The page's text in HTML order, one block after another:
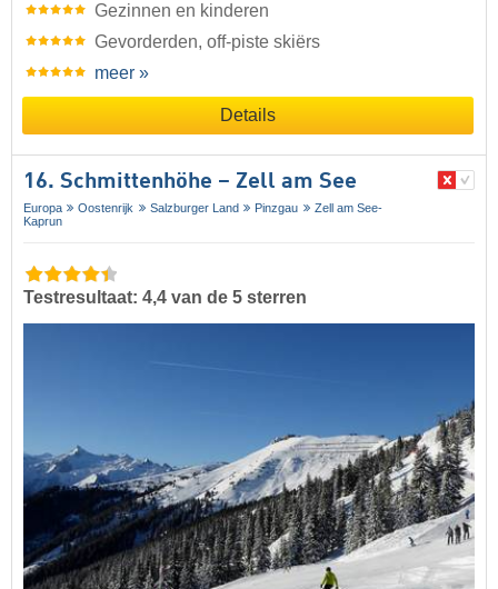
Gezinnen en kinderen
Gevorderden, off-piste skiërs
meer »
Details
16. Schmittenhöhe – Zell am See
Europa Oostenrijk Salzburger Land Pinzgau
Zell am See-
Kaprun
Testresultaat: 4,4 van de 5 sterren